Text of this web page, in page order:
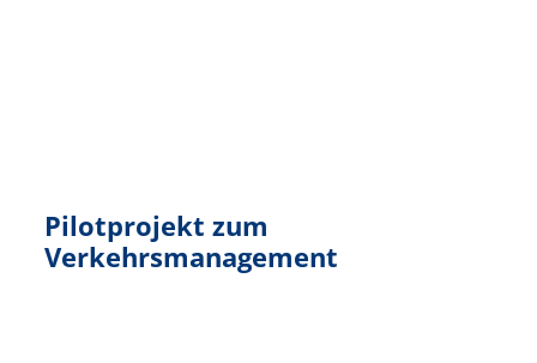
Pilotprojekt zum
Verkehrsmanagement